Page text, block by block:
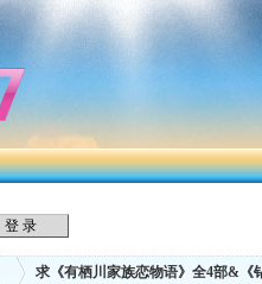
求《有栖川家族恋物语》全4部&《